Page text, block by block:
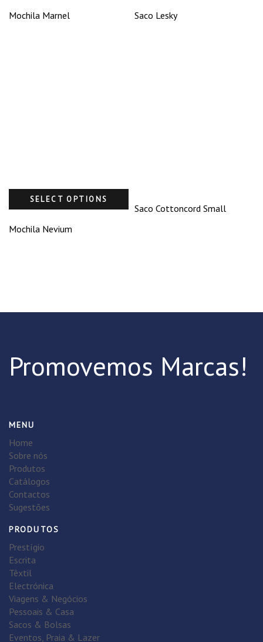
Mochila Marnel Saco Lesky
SELECT OPTIONS
Mochila Nevium
Saco Cottoncord Small
Promovemos Marcas!
MENU
Home
Sobre nós
Produtos
Catálogos
Contactos
Sugestões
PRODUTOS
Prestígio
Escrita
Têxtil
Electrónica
Viagens & Negócios
Pessoais & Casa
Sacos & Bolsas
Eventos, Praia & Lazer